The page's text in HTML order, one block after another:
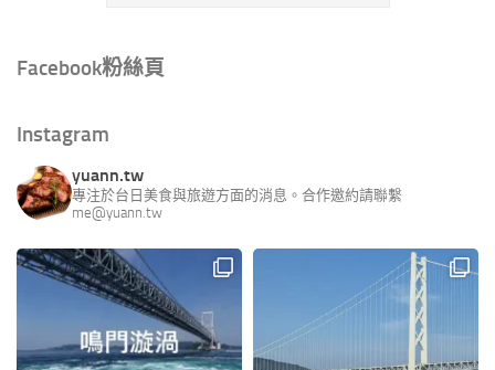
Facebook粉絲頁
Instagram
yuann.tw
專注於台日美食與旅遊方面的消息。合作邀約請聯繫
me@yuann.tw